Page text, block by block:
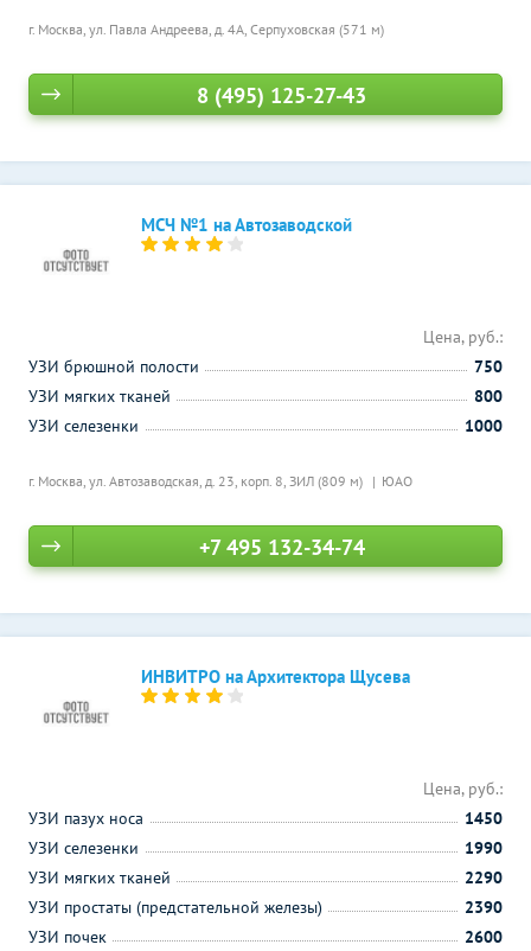
г. Москва, ул. Павла Андреева, д. 4А, Серпуховская (571 м)
8 (495) 125-27-43
МСЧ №1 на Автозаводской
г. Москва, ул. Автозаводская, д. 23, корп. 8, ЗИЛ (809 м) ЮАО
Цена, руб.:
УЗИ брюшной полости
750
УЗИ мягких тканей
800
УЗИ селезенки
1000
+7 495 132-34-74
ИНВИТРО на Архитектора Щусева
Цена, руб.:
УЗИ пазух носа
1450
УЗИ селезенки
1990
УЗИ мягких тканей
2290
УЗИ простаты (предстательной железы)
2390
УЗИ почек
2600